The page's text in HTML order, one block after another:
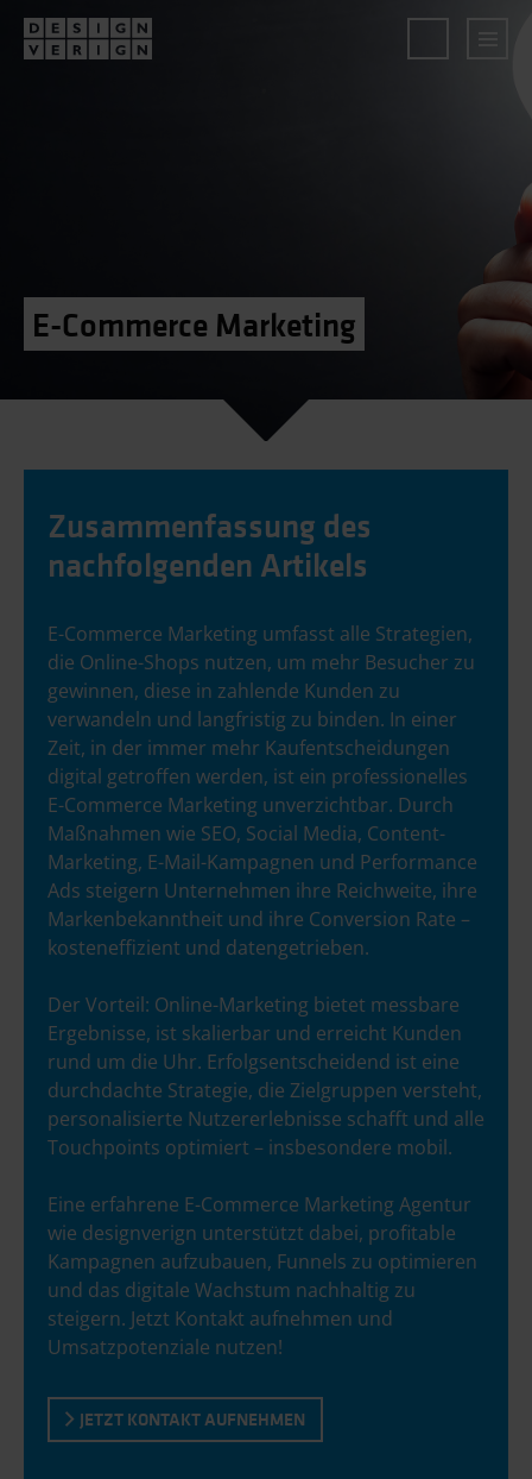
E-Commerce Marketing
Zusammenfassung des
nachfolgenden Artikels
E-Commerce Marketing umfasst alle Strategien,
die Online-Shops nutzen, um mehr Besucher zu
gewinnen, diese in zahlende Kunden zu
verwandeln und langfristig zu binden. In einer
Zeit, in der immer mehr Kaufentscheidungen
digital getroffen werden, ist ein professionelles
E-Commerce Marketing unverzichtbar. Durch
Maßnahmen wie SEO, Social Media, Content-
Marketing, E-Mail-Kampagnen und Performance
Ads steigern Unternehmen ihre Reichweite, ihre
Markenbekanntheit und ihre Conversion Rate –
kosteneffizient und datengetrieben.
Der Vorteil: Online-Marketing bietet messbare
Ergebnisse, ist skalierbar und erreicht Kunden
rund um die Uhr. Erfolgsentscheidend ist eine
durchdachte Strategie, die Zielgruppen versteht,
personalisierte Nutzererlebnisse schafft und alle
Touchpoints optimiert – insbesondere mobil.
Eine erfahrene E-Commerce Marketing Agentur
wie designverign unterstützt dabei, profitable
Kampagnen aufzubauen, Funnels zu optimieren
und das digitale Wachstum nachhaltig zu
steigern. Jetzt Kontakt aufnehmen und
Umsatzpotenziale nutzen!
JETZT KONTAKT AUFNEHMEN